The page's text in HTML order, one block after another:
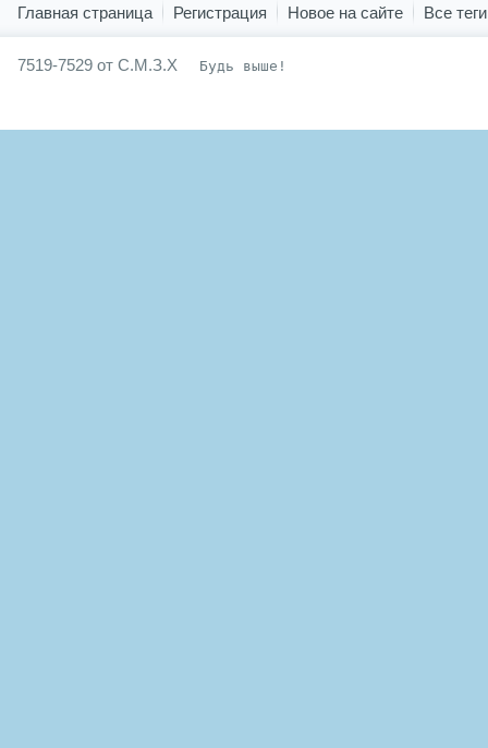
Главная страница Регистрация Новое на сайте Все теги
7519-7529 от С.М.З.Х Будь выше!